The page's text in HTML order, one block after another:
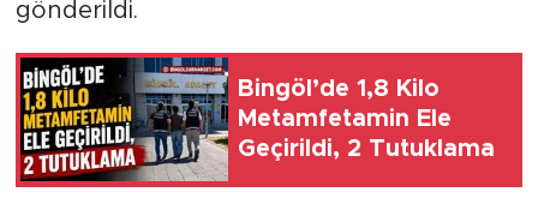
gönderildi.
Bingöl’de 1,8 Kilo
Metamfetamin Ele
Geçirildi, 2 Tutuklama